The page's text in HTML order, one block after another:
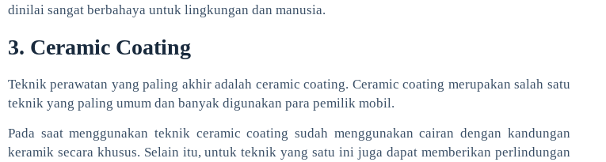
dinilai sangat berbahaya untuk lingkungan dan manusia.
3. Ceramic Coating
Teknik perawatan yang paling akhir adalah ceramic coating. Ceramic coating merupakan salah satu
teknik yang paling umum dan banyak digunakan para pemilik mobil.
Pada saat menggunakan teknik ceramic coating sudah menggunakan cairan dengan kandungan
keramik secara khusus. Selain itu, untuk teknik yang satu ini juga dapat memberikan perlindungan